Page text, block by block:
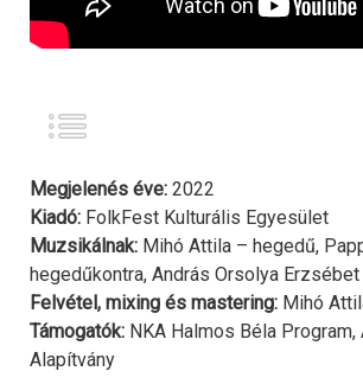
Megjelenés éve: 2022
Kiadó: FolkFest Kulturális Egyesület
Muzsikálnak: Mihó Attila – hegedű,
hegedűkontra, András Orsolya
Felvétel, mixing és mastering: Mihó
Támogatók: NKA Halmos Béla Program,
Alapítvány